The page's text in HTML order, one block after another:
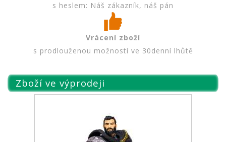
s heslem: Náš zákazník, náš pán
Vrácení zboží
s prodlouženou možností ve 30denní lhůtě
Zboží ve výprodeji